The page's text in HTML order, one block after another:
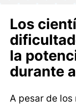
Los
la
durante
A pesar de los